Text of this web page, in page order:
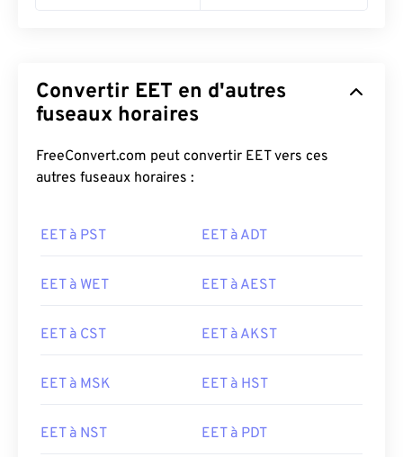
Convertir EET en d'autres
fuseaux horaires
FreeConvert.com peut convertir EET vers ces
autres fuseaux horaires :
EET à PST EET à ADT
EET à WET EET à AEST
EET à CST EET à AKST
EET à MSK EET à HST
EET à NST EET à PDT